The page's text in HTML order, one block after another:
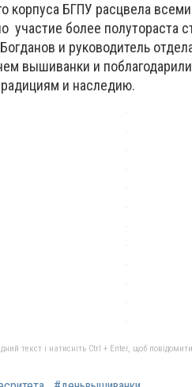
корпуса БГПУ расцвела
участие более полутораста
и руководитель
вышиванки и
и наследию.
текст і натисніть Ctrl + Enter, щоб